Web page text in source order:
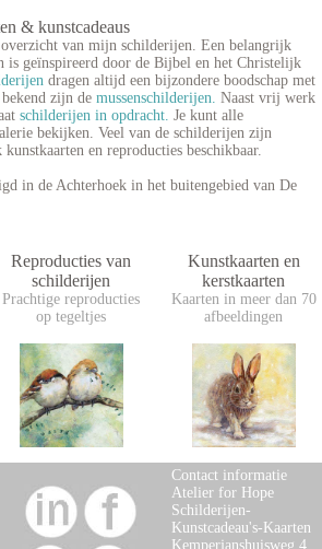
& kunstcadeaus
van mijn schilderijen. Een belangrijk
is geïnspireerd door de Bijbel en het Christelijk
dragen altijd een bijzondere boodschap met
zijn demussenschilderijen. Naast vrij werk
schilderijen in opdracht. Je kunt alle
bekijken. Veel van de schilderijen zijn
en reproducties beschikbaar.
in de Achterhoek in het buitengebied van De
Kunstkaarten en
kerstkaarten
Kaarten in meer dan 70
afbeeldingen
Reproducties van
schilderijen
Prachtige reproducties
op tegeltjes
Contact informatie
Atelier for Hope
Schilderijen-
Kunstcadeau's-Kaarten
Kemperjanshuisweg 4